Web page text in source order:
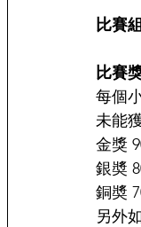
比賽
比賽
每個
未能
金獎
銀奬
銅奬
另外